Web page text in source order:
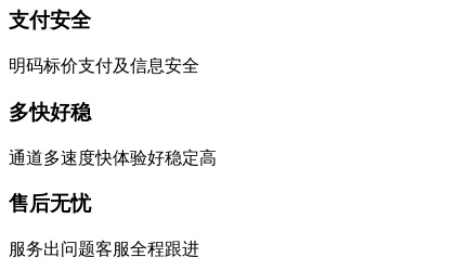
支付安全
明码标价支付及信息安全
多快好稳
通道多速度快体验好稳定高
售后无忧
服务出问题客服全程跟进